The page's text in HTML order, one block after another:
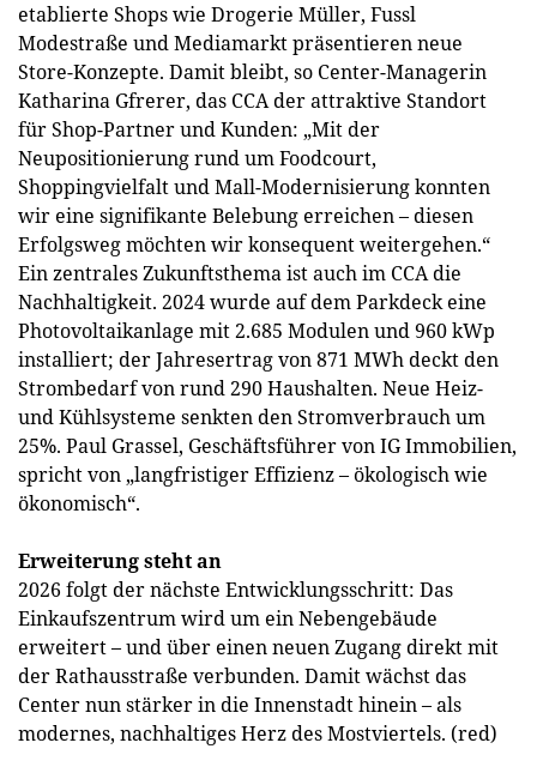
etablierte Shops wie Drogerie Müller, Fussl
Modestraße und Mediamarkt präsentieren neue
Store-Konzepte. Damit bleibt, so Center-Managerin
Katharina Gfrerer, das CCA der attraktive Standort
für Shop-Partner und Kunden: „Mit der
Neupositionierung rund um Foodcourt,
Shoppingvielfalt und Mall-Modernisierung konnten
wir eine signifikante Belebung erreichen – diesen
Erfolgsweg möchten wir konsequent weitergehen.“
Ein zentrales Zukunftsthema ist auch im CCA die
Nachhaltigkeit. 2024 wurde auf dem Parkdeck eine
Photovoltaikanlage mit 2.685 Modulen und 960 kWp
installiert; der Jahresertrag von 871 MWh deckt den
Strombedarf von rund 290 Haushalten. Neue Heiz-
und Kühlsysteme senkten den Stromverbrauch um
25%. Paul Grassel, Geschäftsführer von IG Immobilien,
spricht von „langfristiger Effizienz – ökologisch wie
ökonomisch“.
Erweiterung steht an
2026 folgt der nächste Entwicklungsschritt: Das
Einkaufszentrum wird um ein Nebengebäude
erweitert – und über einen neuen Zugang direkt mit
der Rathausstraße verbunden. Damit wächst das
Center nun stärker in die Innenstadt hinein – als
modernes, nachhaltiges Herz des Mostviertels. (red)